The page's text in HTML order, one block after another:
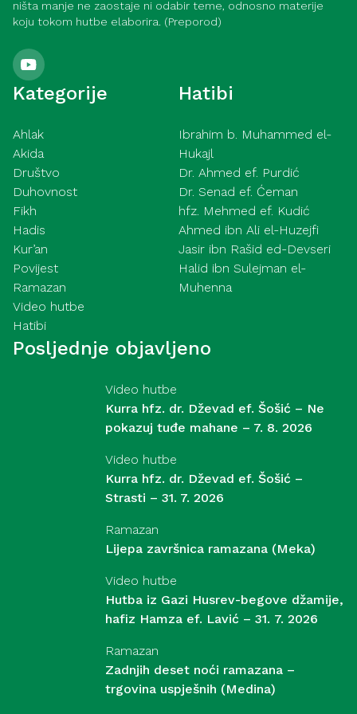
ništa manje ne zaostaje ni odabir teme, odnosno materije
koju tokom hutbe elaborira. (Preporod)
Kategorije
Ahlak
Akida
Društvo
Duhovnost
Fikh
Hadis
Kur’an
Povijest
Ramazan
Video hutbe
Hatibi
Hatibi
Ibrahim b. Muhammed el-
Hukajl
Dr. Ahmed ef. Purdić
Dr. Senad ef. Ćeman
hfz. Mehmed ef. Kudić
Ahmed ibn Ali el-Huzejfi
Jasir ibn Rašid ed-Devseri
Halid ibn Sulejman el-
Muhenna
Posljednje objavljeno
Video hutbe
Kurra hfz. dr. Dževad ef. Šošić – Ne
pokazuj tuđe mahane – 7. 8. 2026
Video hutbe
Kurra hfz. dr. Dževad ef. Šošić –
Strasti – 31. 7. 2026
Ramazan
Lijepa završnica ramazana (Meka)
Video hutbe
Hutba iz Gazi Husrev-begove džamije,
hafiz Hamza ef. Lavić – 31. 7. 2026
Ramazan
Zadnjih deset noći ramazana –
trgovina uspješnih (Medina)